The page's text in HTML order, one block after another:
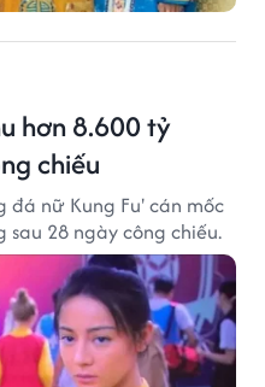
hơn 8.600 tỷ
chiếu
đá nữ Kung Fu' cán mốc
28 ngày công chiếu.